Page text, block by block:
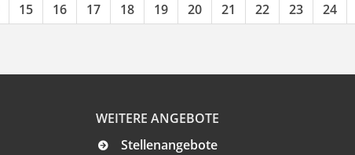
15 16 17 18 19 20 21 22 23 24
WEITERE ANGEBOTE
Stellenangebote